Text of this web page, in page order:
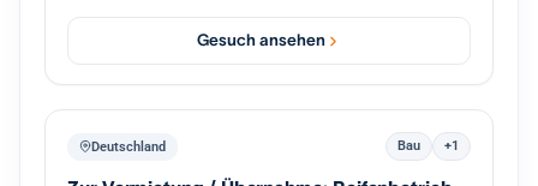
Gesuch ansehen
Deutschland Bau +1